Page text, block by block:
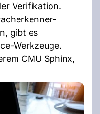
Verifikation.
gibt es
Werkzeuge.
CMU Sphinx,